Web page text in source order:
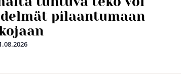
pilaantumaan